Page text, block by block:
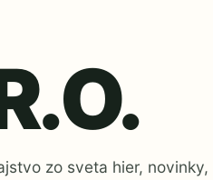
zo sveta hier, novinky,